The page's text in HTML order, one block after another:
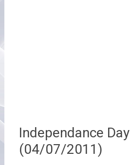
Independance Day
(04/07/2011)